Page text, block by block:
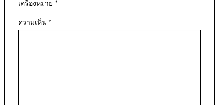
เครื่องหมาย *
ความเห็น *